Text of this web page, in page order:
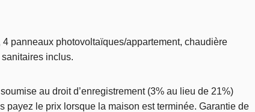
panneaux photovoltaïques/appartement, chaudière
inclus.
au droit d’enregistrement (3% au lieu de 21%)
payez le prix lorsque la maison est terminée. Garantie de